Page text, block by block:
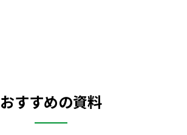
おすすめの資料